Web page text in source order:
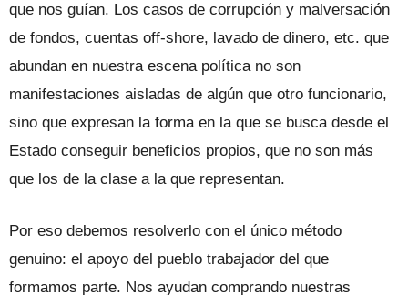
que nos guían. Los casos de corrupción y malversación
de fondos, cuentas off-shore, lavado de di­nero, etc. que
abundan en nuestra escena política no son
manifestaciones aisladas de algún que otro funcionario,
sino que ex­presan la forma en la que se busca desde el
Estado conseguir beneficios propios, que no son más
que los de la clase a la que re­presentan.
Por eso debemos resolverlo con el úni­co método
genuino: el apoyo del pueblo trabajador del que
formamos parte. Nos ayudan comprando nuestras